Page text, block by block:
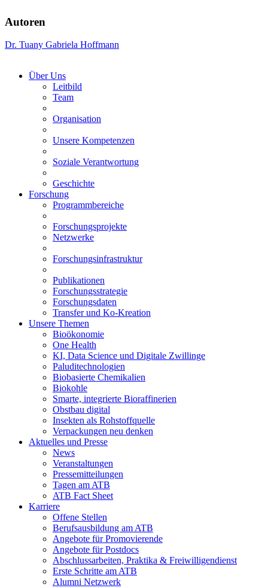
Autoren
Dr. Tuany Gabriela Hoffmann
Über Uns
Leitbild
Team
Organisation
Unsere Kompetenzen
Soziale Verantwortung
Geschichte
Forschung
Programmbereiche
Forschungsprojekte
Netzwerke
Forschungsinfrastruktur
Publikationen
Forschungsstrategie
Forschungsdaten
Transfer und Ko-Kreation
Unsere Themen
Bioökonomie
One Health
KI, Data Science und Digitale Zwillinge
Paluditechnologien
Biobasierte Chemikalien
Biokohle
Smarte, integrierte Bioraffinerien
Obstbau digital
Insekten als Rohstoffquelle
Verpackungen neu denken
Aktuelles und Presse
News
Veranstaltungen
Pressemitteilungen
Tagen am ATB
ATB Fact Sheet
Karriere
Offene Stellen
Berufsausbildung am ATB
Angebote für Promovierende
Angebote für Postdocs
Abschlussarbeiten, Praktika & Freiwilligendienst
Erste Schritte am ATB
Alumni Netzwerk